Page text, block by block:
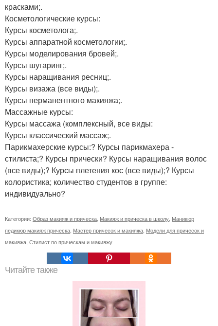
красками;.
Косметологические курсы:
Курсы косметолога;.
Курсы аппаратной косметологии;.
Курсы моделирования бровей;.
Курсы шугаринг;.
Курсы наращивания ресниц;.
Курсы визажа (все виды);.
Курсы перманентного макияжа;.
Массажные курсы:
Курсы массажа (комплексный, все виды:
Курсы классический массаж;.
Парикмахерские курсы:? Курсы парикмахера -
стилиста;? Курсы прически? Курсы наращивания волос
(все виды);? Курсы плетения кос (все виды);? Курсы
колористика; количество студентов в группе:
индивидуально?
Категории: Образ макияж и прическа, Макияж и прическа в школу, Маникюр
педикюр макияж прическа, Мастер причесок и макияжа, Модели для причесок и
макияжа, Стилист по прическам и макияжу
Читайте также